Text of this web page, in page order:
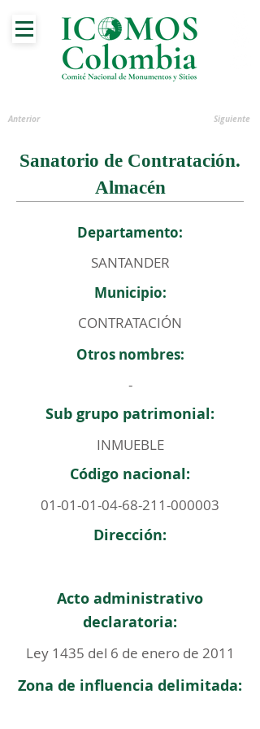
Anterior Siguiente
Sanatorio de Contratación.
Almacén
Departamento:
SANTANDER
Municipio:
CONTRATACIÓN
Otros nombres:
-
Sub grupo patrimonial:
INMUEBLE
Código nacional:
01-01-01-04-68-211-000003
Dirección:
Acto administrativo
declaratoria:
Ley 1435 del 6 de enero de 2011
Zona de influencia delimitada: